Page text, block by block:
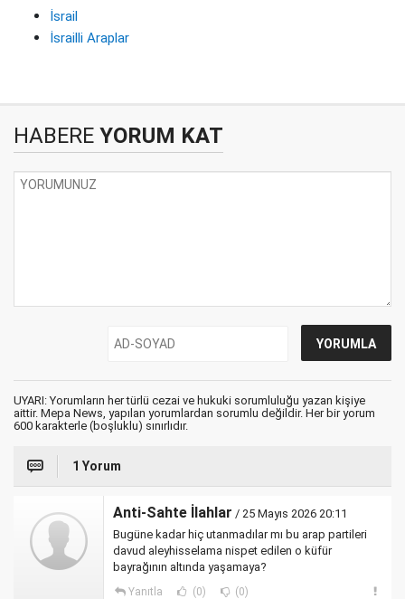
İsrail
İsrailli Araplar
HABERE YORUM KAT
UYARI: Yorumların her türlü cezai ve hukuki sorumluluğu yazan kişiye
aittir. Mepa News, yapılan yorumlardan sorumlu değildir. Her bir yorum
600 karakterle (boşluklu) sınırlıdır.
1 Yorum
Anti-Sahte İlahlar / 25 Mayıs 2026 20:11
Bugüne kadar hiç utanmadılar mı bu arap partileri
davud aleyhisselama nispet edilen o küfür
bayrağının altında yaşamaya?
Yanıtla (0) (0)